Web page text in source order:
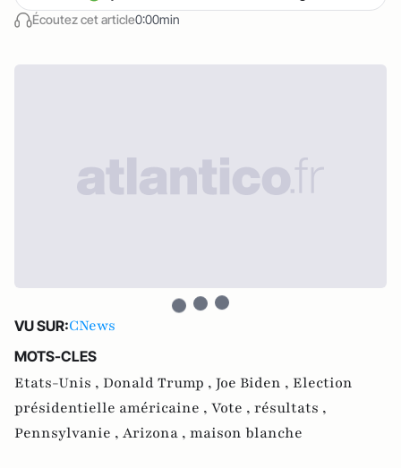
Écoutez cet article0:00min
VU SUR:CNews
MOTS-CLES
Etats-Unis , Donald Trump , Joe Biden , Election
présidentielle américaine , Vote , résultats ,
Pennsylvanie , Arizona , maison blanche